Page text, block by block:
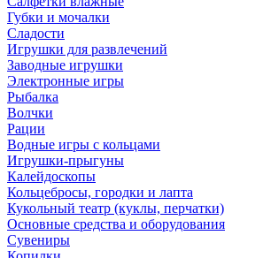
Губки и мочалки
Сладости
Игрушки для развлечений
Заводные игрушки
Электронные игры
Рыбалка
Волчки
Рации
Водные игры с кольцами
Игрушки-прыгуны
Калейдоскопы
Кольцебросы, городки и лапта
Кукольный театр (куклы, перчатки)
Основные средства и оборудования
Сувениры